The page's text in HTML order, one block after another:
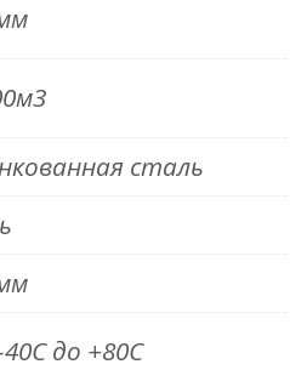
сталь
до +80C